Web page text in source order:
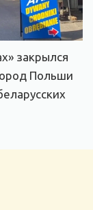
закрылся
Польши